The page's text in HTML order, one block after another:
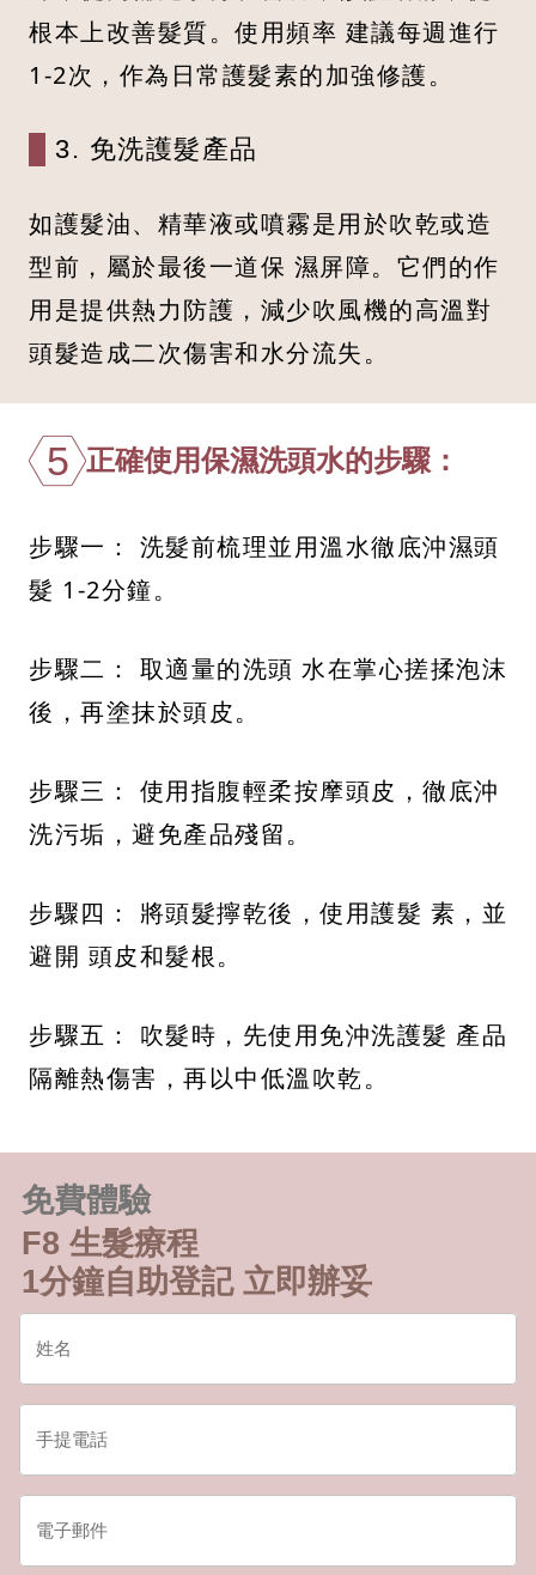
根本上改善髮質。使用頻率 建議每週進行
1-2次，作為日常護髮素的加強修護。
3. 免洗護髮產品
如護髮油、精華液或噴霧是用於吹乾或造
型前，屬於最後一道保 濕屏障。它們的作
用是提供熱力防護，減少吹風機的高溫對
頭髮造成二次傷害和水分流失。
5 正確使用保濕洗頭水的步驟：
步驟一： 洗髮前梳理並用溫水徹底沖濕頭
髮 1-2分鐘。
步驟二： 取適量的洗頭 水在掌心搓揉泡沫
後，再塗抹於頭皮。
步驟三： 使用指腹輕柔按摩頭皮，徹底沖
洗污垢，避免產品殘留。
步驟四： 將頭髮擰乾後，使用護髮 素，並
避開 頭皮和髮根。
步驟五： 吹髮時，先使用免沖洗護髮 產品
隔離熱傷害，再以中低溫吹乾。
免費體驗
F8 生髮療程
1分鐘自助登記 立即辦妥